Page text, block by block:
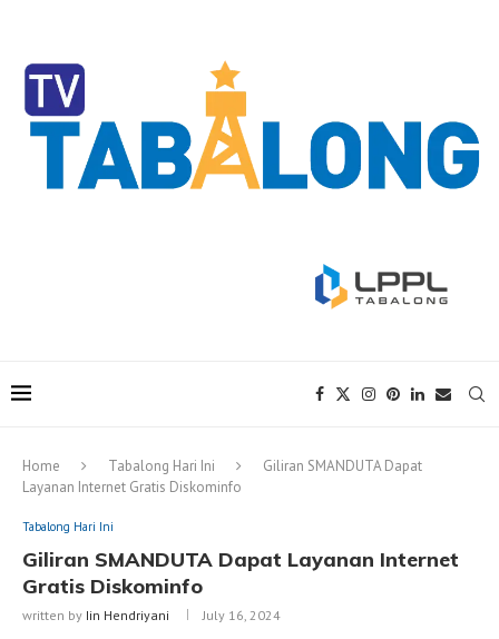
Home Tabalong Hari Ini
Giliran SMANDUTA Dapat
Layanan Internet Gratis Diskominfo
Tabalong Hari Ini
Giliran SMANDUTA Dapat Layanan Internet
Gratis Diskominfo
written by Iin Hendriyani July 16, 2024